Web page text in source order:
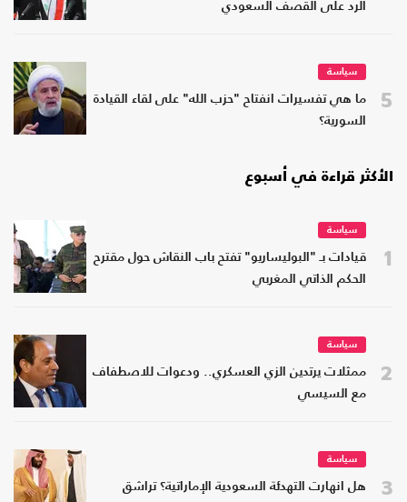
الرد على القصف السعودي
5
سياسة
ما هي تفسيرات انفتاح "حزب الله" على لقاء القيادة
السورية؟
الأكثر قراءة في أسبوع
1
سياسة
قيادات بـ "البوليساريو" تفتح باب النقاش حول مقترح
الحكم الذاتي المغربي
2
سياسة
ممثلات يرتدين الزي العسكري.. ودعوات للاصطفاف
مع السيسي
3
سياسة
هل انهارت التهدئة السعودية الإماراتية؟ تراشق